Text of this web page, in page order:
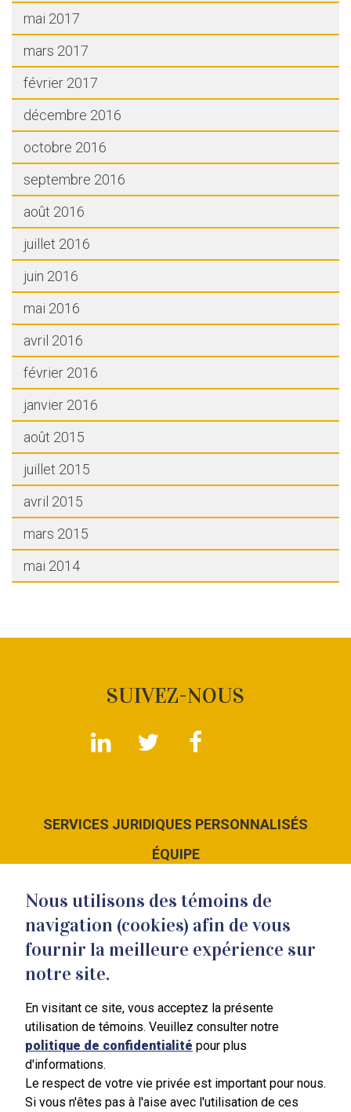
mai 2017
mars 2017
février 2017
décembre 2016
octobre 2016
septembre 2016
août 2016
juillet 2016
juin 2016
mai 2016
avril 2016
février 2016
janvier 2016
août 2015
juillet 2015
avril 2015
mars 2015
mai 2014
SUIVEZ-NOUS
SERVICES JURIDIQUES PERSONNALISÉS
ÉQUIPE
NOUS JOINDRE
351 Blain
Mont-Saint-Hilaire
J3H 3B4
Nous utilisons des témoins de
navigation (cookies) afin de vous
fournir la meilleure expérience sur
notre site.
En visitant ce site, vous acceptez la présente
utilisation de témoins. Veuillez consulter notre
politique de confidentialité pour plus
d'informations.
Le respect de votre vie privée est important pour nous.
Si vous n'êtes pas à l'aise avec l'utilisation de ces